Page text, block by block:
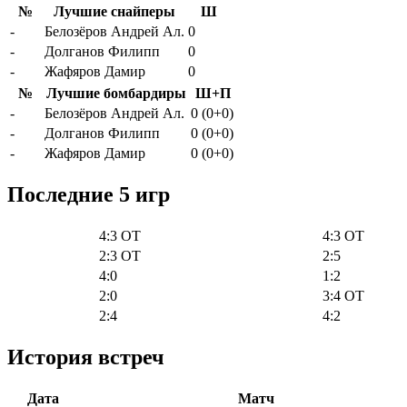
№ Лучшие снайперы
Ш
-
Белозёров Андрей Ал. 0
-
Долганов Филипп
0
-
Жафяров Дамир
0
№
Лучшие бомбардиры
Ш+П
-
Белозёров Андрей Ал. 0 (0+0)
-
Долганов Филипп
0 (0+0)
-
Жафяров Дамир 0 (0+0)
Последние 5 игр
4:3 OT
4:3 OT
2:3 OT
2:5
4:0
1:2
2:0
3:4 OT
2:4
4:2
История встреч
Дата Матч